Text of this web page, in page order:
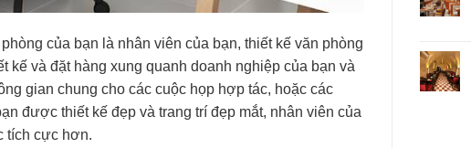
của bạn là nhân viên của bạn, thiết kế văn phòng
và đặt hàng xung quanh doanh nghiệp của bạn và
gian chung cho các cuộc họp hợp tác, hoặc các
được thiết kế đẹp và trang trí đẹp mắt, nhân viên của
tích cực hơn.